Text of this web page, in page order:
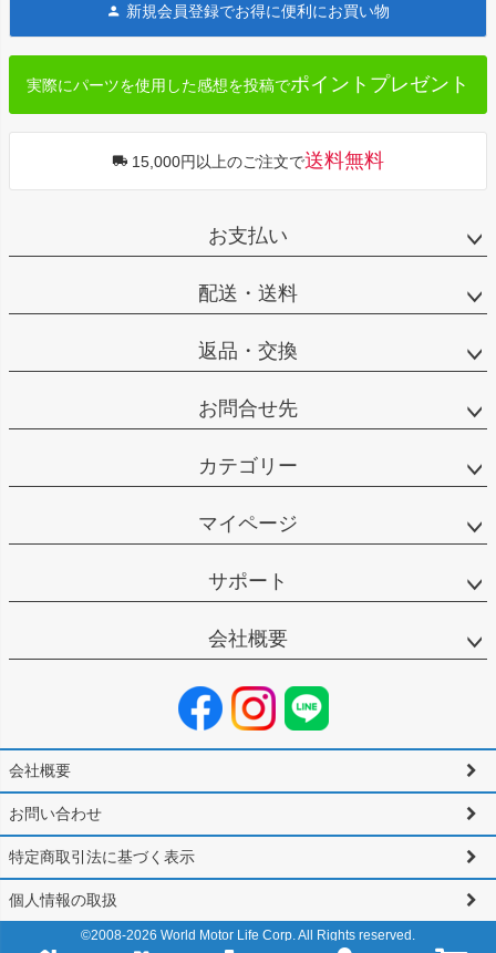
へ
新規会員登録でお得に便利にお買い物
実際にパーツを使用した感想を投稿でポイントプレゼント
15,000円以上のご注文で送料無料
お支払い
配送・送料
返品・交換
お問合せ先
カテゴリー
マイページ
サポート
会社概要
会社概要
お問い合わせ
特定商取引法に基づく表示
個人情報の取扱
©2008-2026 World Motor Life Corp. All Rights reserved.